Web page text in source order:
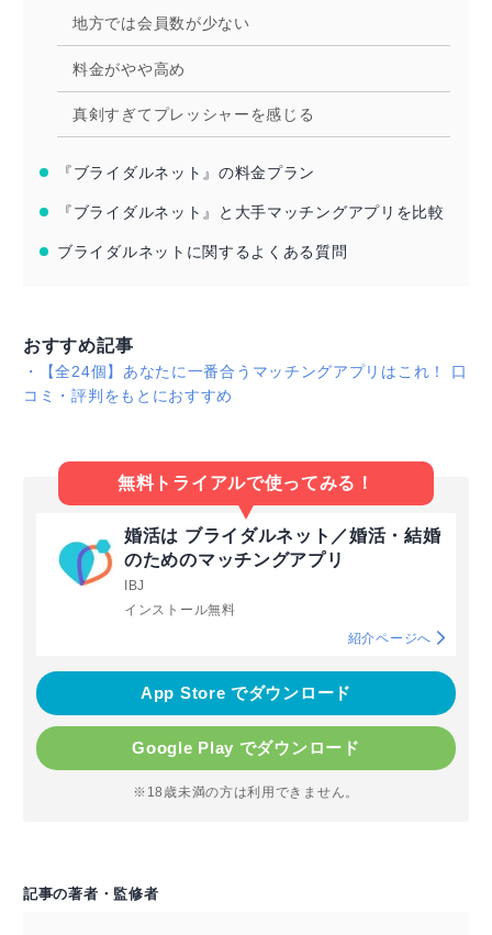
地方では会員数が少ない
料金がやや高め
真剣すぎてプレッシャーを感じる
『ブライダルネット』の料金プラン
『ブライダルネット』と大手マッチングアプリを比較
ブライダルネットに関するよくある質問
おすすめ記事
・
【全24個】あなたに一番合うマッチングアプリはこれ！ 口
コミ・評判をもとにおすすめ
無料トライアルで使ってみる！
婚活は ブライダルネット／婚活・結婚
のためのマッチングアプリ
IBJ
インストール無料
紹介ページへ
App Store でダウンロード
Google Play でダウンロード
※18歳未満の方は利用できません。
記事の著者・監修者